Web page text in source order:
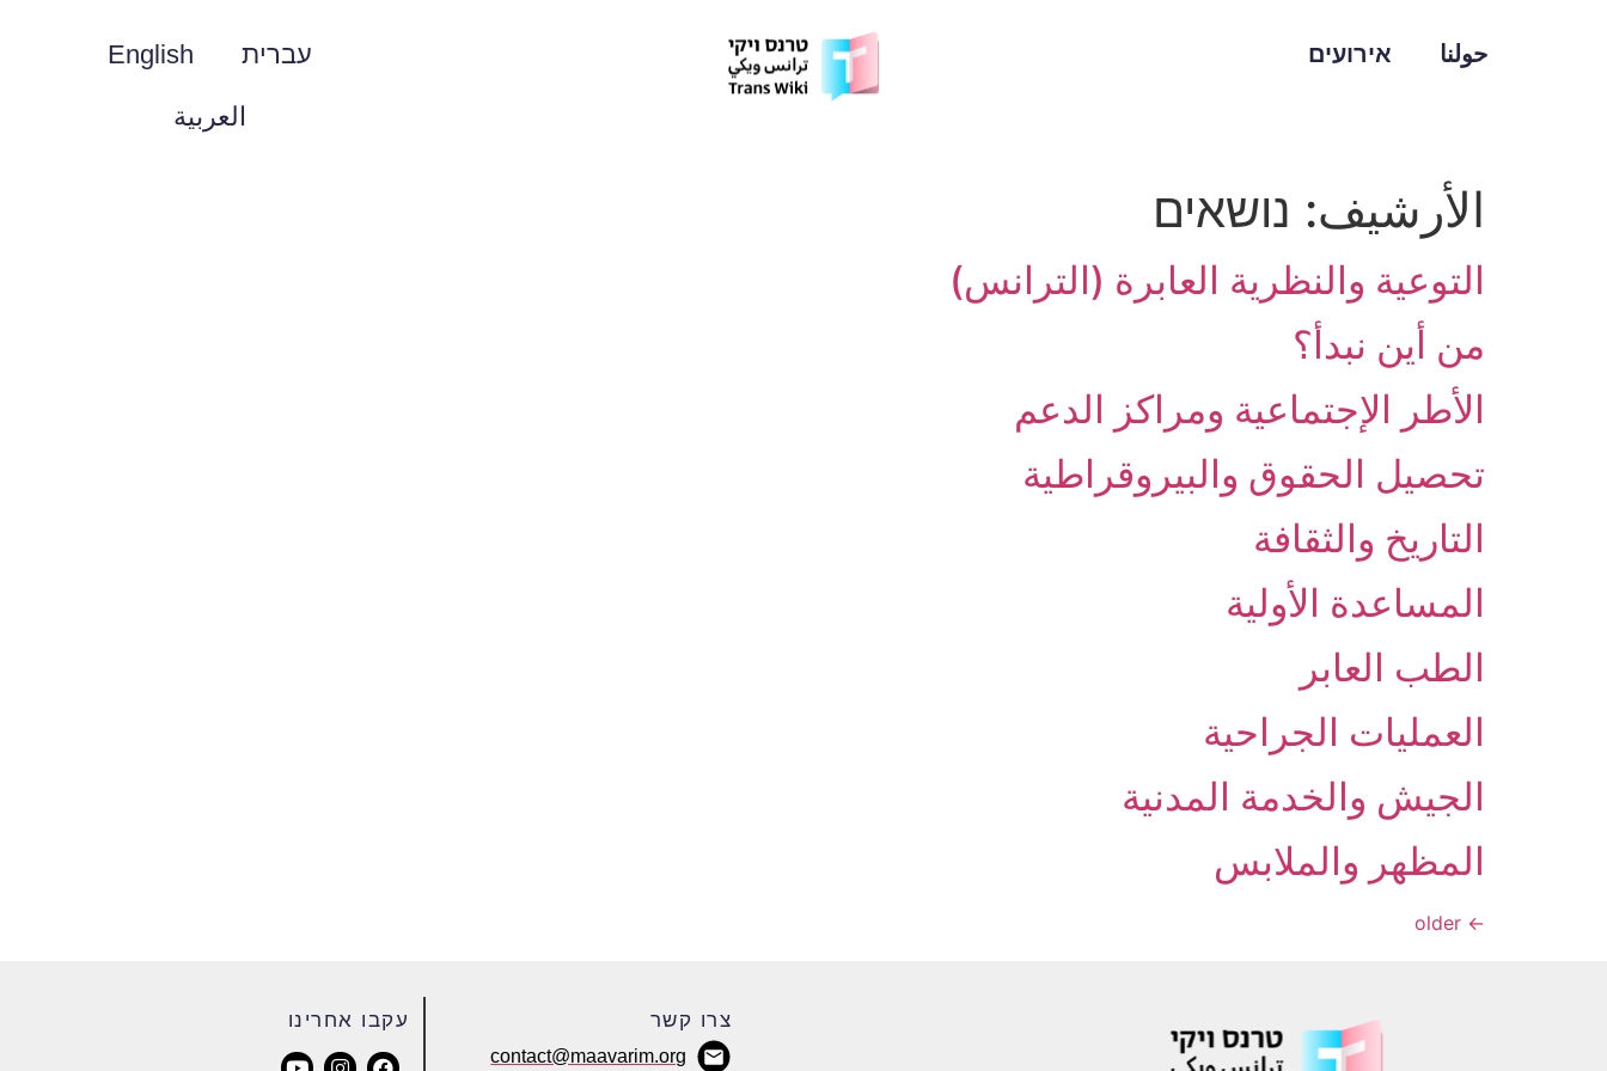
حولنا אירועים עברית English
العربية
الأرشيف: נושאים
التوعية والنظرية العابرة (الترانس)
من أين نبدأ؟
الأطر الإجتماعية ومراكز الدعم
تحصيل الحقوق والبيروقراطية
التاريخ والثقافة
المساعدة الأولية
الطب العابر
العمليات الجراحية
الجيش والخدمة المدنية
المظهر والملابس
←
עקבו אחרינו צרו קשר
contact@maavarim.org